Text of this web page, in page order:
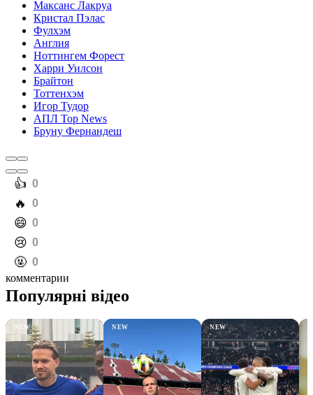
Максанс Лакруа
Кристал Пэлас
Фулхэм
Англия
Ноттингем Форест
Харри Уилсон
Брайтон
Тоттенхэм
Игор Тудор
АПЛ Top News
Бруну Фернандеш
️👍 0
️🔥 0
️😄 0
️😢 0
️🤬 0
комментарии